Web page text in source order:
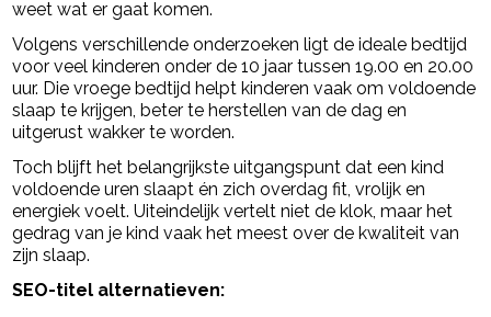
weet wat er gaat komen.
Volgens verschillende onderzoeken ligt de ideale bedtijd
voor veel kinderen onder de 10 jaar tussen 19.00 en 20.00
uur. Die vroege bedtijd helpt kinderen vaak om voldoende
slaap te krijgen, beter te herstellen van de dag en
uitgerust wakker te worden.
Toch blijft het belangrijkste uitgangspunt dat een kind
voldoende uren slaapt én zich overdag fit, vrolijk en
energiek voelt. Uiteindelijk vertelt niet de klok, maar het
gedrag van je kind vaak het meest over de kwaliteit van
zijn slaap.
SEO-titel alternatieven: